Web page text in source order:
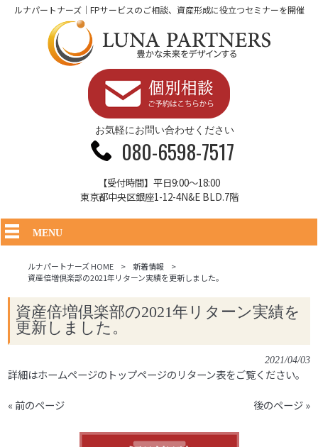
ルナパートナーズ｜FPサービスのご相談、資産形成に役立つセミナーを開催
お気軽にお問い合わせください
080-6598-7517
【受付時間】平日9:00～18:00
東京都中央区銀座1-12-4N&E BLD.7階
MENU
ルナパートナーズ HOME > 新着情報
>
資産倍増倶楽部の2021年リターン実績を更新しました。
資産倍増倶楽部の2021年リターン実績を
更新しました。
2021/04/03
詳細はホームページのトップページのリターン表をご覧ください。
« 前のページ 後のページ »